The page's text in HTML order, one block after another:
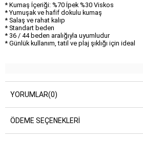
* Kumaş İçeriği: %70 İpek %30 Viskos
* Yumuşak ve hafif dokulu kumaş
* Salaş ve rahat kalıp
* Standart beden
* 36 / 44 beden aralığıyla uyumludur
* Günlük kullanım, tatil ve plaj şıklığı için ideal
YORUMLAR(0)
ÖDEME SEÇENEKLERI